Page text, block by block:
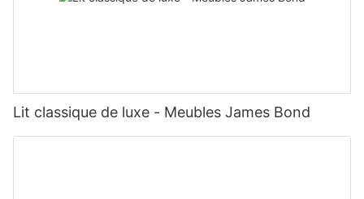
Lit classique de luxe - Meubles James Bond